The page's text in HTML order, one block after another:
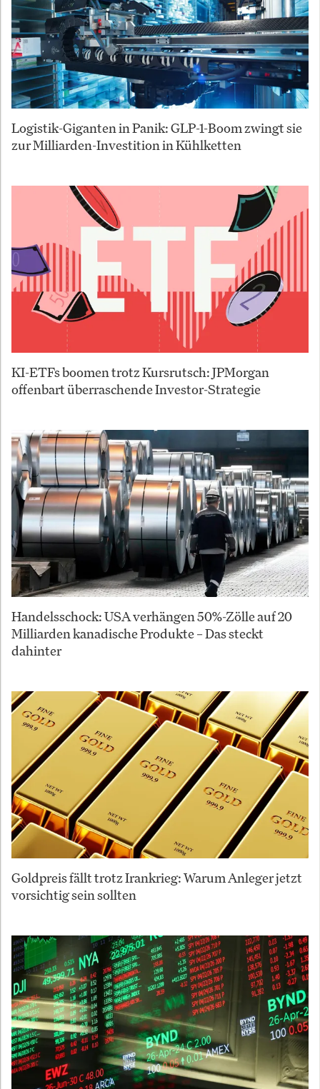
Logistik-Giganten in Panik: GLP-1-Boom zwingt sie
zur Milliarden-Investition in Kühlketten
KI-ETFs boomen trotz Kursrutsch: JPMorgan
offenbart überraschende Investor-Strategie
Handelsschock: USA verhängen 50%-Zölle auf 20
Milliarden kanadische Produkte – Das steckt
dahinter
Goldpreis fällt trotz Irankrieg: Warum Anleger jetzt
vorsichtig sein sollten